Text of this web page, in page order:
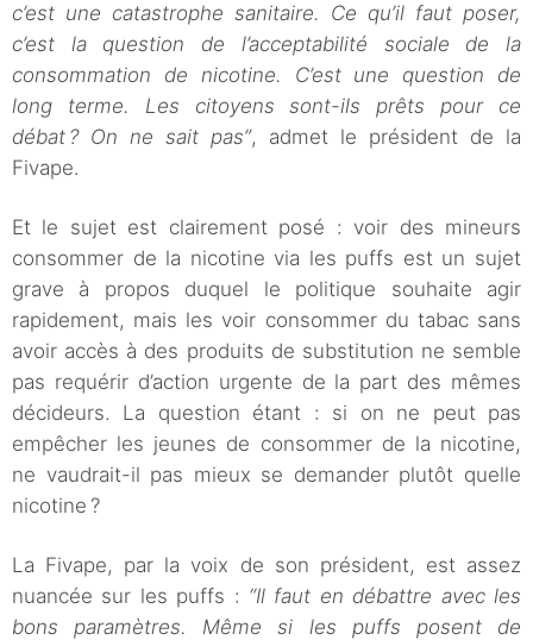
c’est une catastrophe sanitaire. Ce qu’il faut poser,
c’est la question de l’acceptabilité sociale de la
consommation de nicotine. C’est une question de
long terme. Les citoyens sont-ils prêts pour ce
débat ? On ne sait pas”, admet le président de la
Fivape.
Et le sujet est clairement posé : voir des mineurs
consommer de la nicotine via les puffs est un sujet
grave à propos duquel le politique souhaite agir
rapidement, mais les voir consommer du tabac sans
avoir accès à des produits de substitution ne semble
pas requérir d’action urgente de la part des mêmes
décideurs. La question étant : si on ne peut pas
empêcher les jeunes de consommer de la nicotine,
ne vaudrait-il pas mieux se demander plutôt quelle
nicotine ?
La Fivape, par la voix de son président, est assez
nuancée sur les puffs : “Il faut en débattre avec les
bons paramètres. Même si les puffs posent de